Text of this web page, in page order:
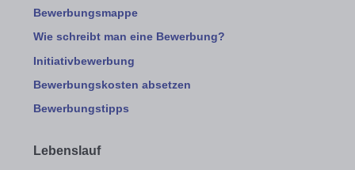
Bewerbungsmappe
Wie schreibt man eine Bewerbung?
Initiativbewerbung
Bewerbungskosten absetzen
Bewerbungstipps
Lebenslauf